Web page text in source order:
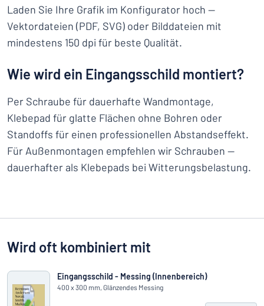
Laden Sie Ihre Grafik im Konfigurator hoch —
Vektordateien (PDF, SVG) oder Bilddateien mit
mindestens 150 dpi für beste Qualität.
Wie wird ein Eingangsschild montiert?
Per Schraube für dauerhafte Wandmontage,
Klebepad für glatte Flächen ohne Bohren oder
Standoffs für einen professionellen Abstandseffekt.
Für Außenmontagen empfehlen wir Schrauben —
dauerhafter als Klebepads bei Witterungsbelastung.
Wird oft kombiniert mit
Eingangsschild - Messing (Innenbereich)
400 x 300 mm, Glänzendes Messing